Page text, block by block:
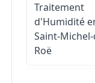
Traitement
d'Humidité
Saint-
Roë